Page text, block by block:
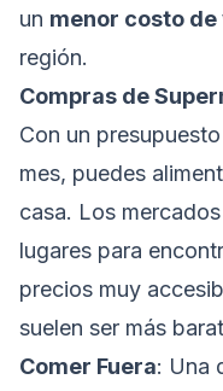
un menor costo
región.
Compras de
Con un
mes, puedes
casa. Los
lugares para
precios muy
suelen ser más
Comer Fuera: Una